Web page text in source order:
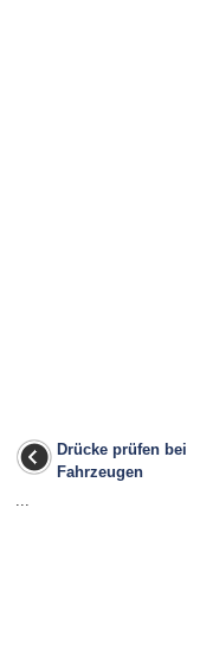
Drücke prüfen bei
Fahrzeugen
...